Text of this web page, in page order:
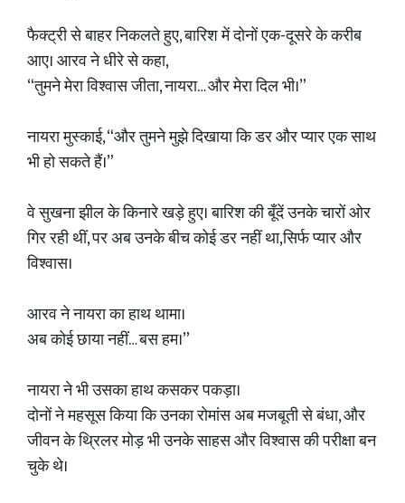
फैक्ट्री से बाहर निकलते हुए, बारिश में दोनों एक-दूसरे के करीब
आए। आरव ने धीरे से कहा,
“तुमने मेरा विश्वास जीता, नायरा… और मेरा दिल भी।”
नायरा मुस्काई, “और तुमने मुझे दिखाया कि डर और प्यार एक साथ
भी हो सकते हैं।”
वे सुखना झील के किनारे खड़े हुए। बारिश की बूँदें उनके चारों ओर
गिर रही थीं, पर अब उनके बीच कोई डर नहीं था,सिर्फ प्यार और
विश्वास।
आरव ने नायरा का हाथ थामा।
अब कोई छाया नहीं… बस हम।”
नायरा ने भी उसका हाथ कसकर पकड़ा।
दोनों ने महसूस किया कि उनका रोमांस अब मजबूती से बंधा, और
जीवन के थ्रिलर मोड़ भी उनके साहस और विश्वास की परीक्षा बन
चुके थे।